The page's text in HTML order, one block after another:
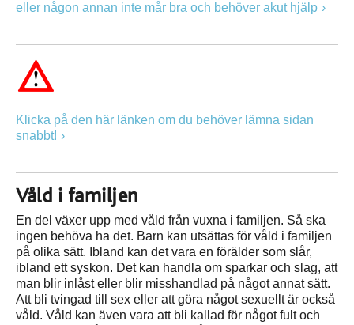
eller någon annan inte mår bra och behöver akut hjälp
Klicka på den här länken om du behöver lämna sidan
snabbt!
Våld i familjen
En del växer upp med våld från vuxna i familjen. Så ska
ingen behöva ha det. Barn kan utsättas för våld i familjen
på olika sätt. Ibland kan det vara en förälder som slår,
ibland ett syskon. Det kan handla om sparkar och slag, att
man blir inlåst eller blir misshandlad på något annat sätt.
Att bli tvingad till sex eller att göra något sexuellt är också
våld. Våld kan även vara att bli kallad för något fult och